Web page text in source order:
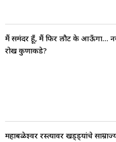
मैं समंदर हूँ, मैं फिर लौट के आऊँगा...
रोख कुणाकडे?
महाबळेश्वर रस्त्यावर खड्ड्यांचे